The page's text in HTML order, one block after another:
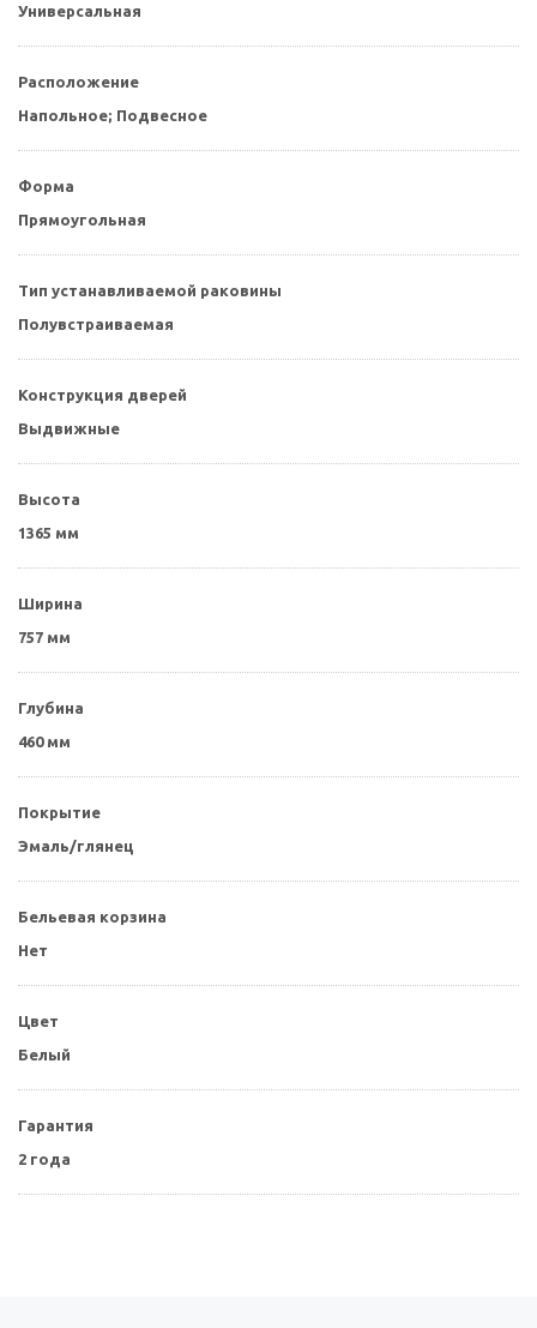
Универсальная
Расположение
Напольное; Подвесное
Форма
Прямоугольная
Тип устанавливаемой раковины
Полувстраиваемая
Конструкция дверей
Выдвижные
Высота
1365 мм
Ширина
757 мм
Глубина
460 мм
Покрытие
Эмаль/глянец
Бельевая корзина
Нет
Цвет
Белый
Гарантия
2 года